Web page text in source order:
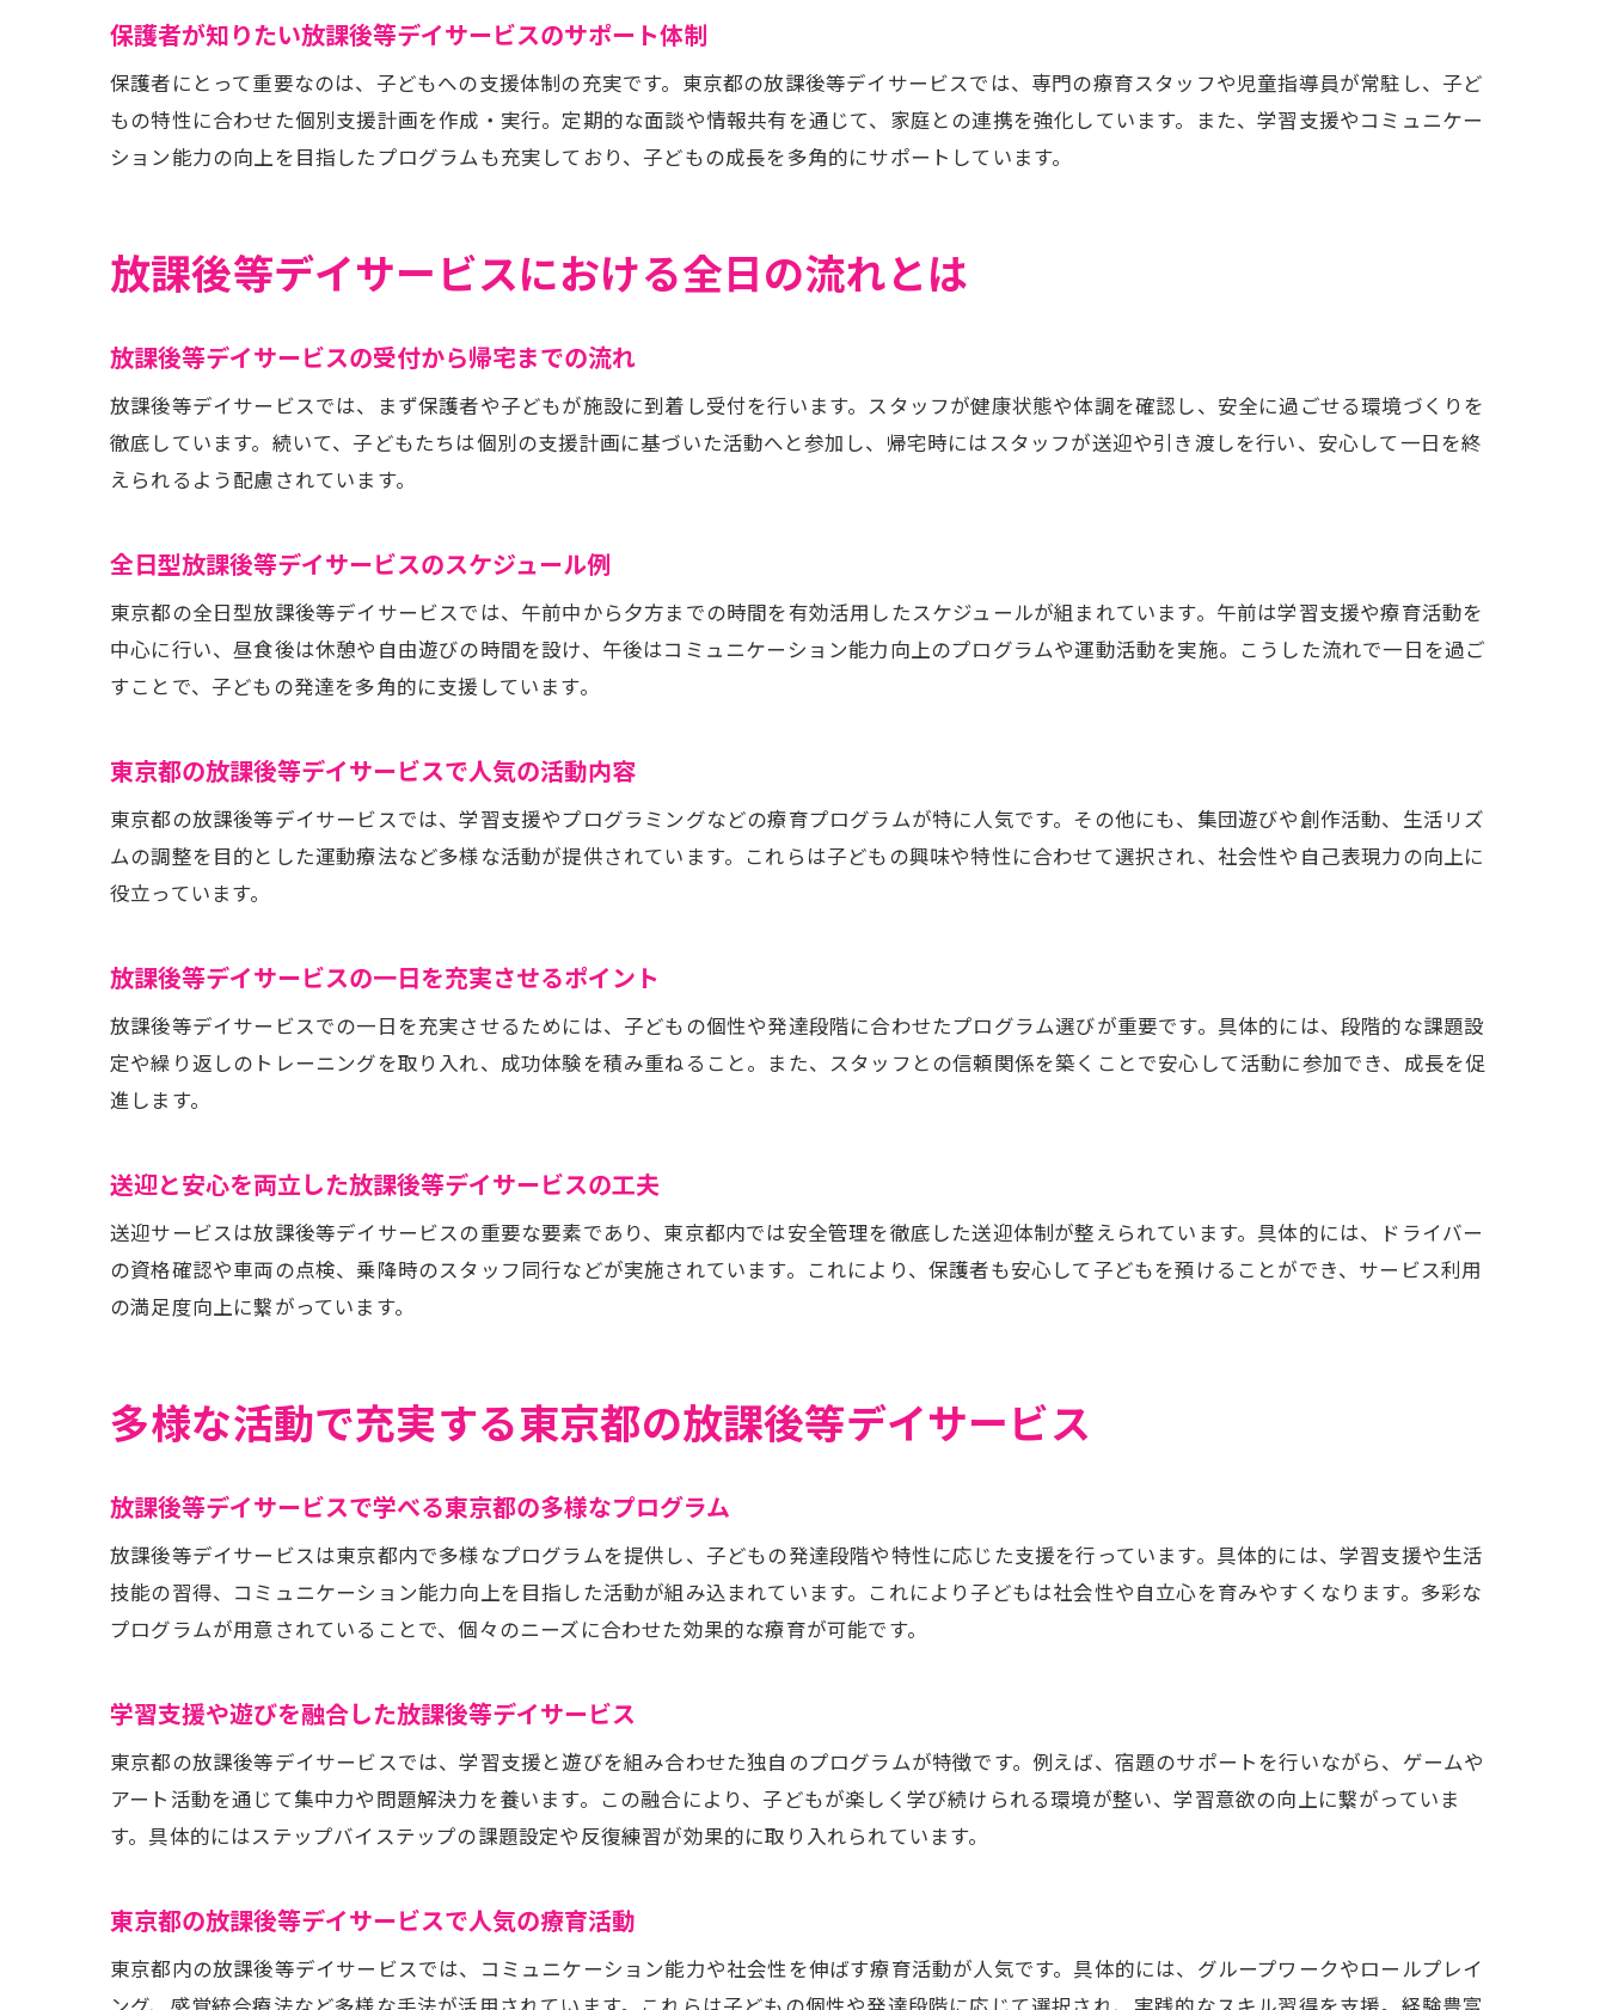
日常で実感する放課後等デイサービスの成長支援
実例で見る東京都の放課後等デイサービスの支援内容
放課後等デイサービスを安心して利用するためのポイント
安心して選べる放課後等デイサービスの見極め方
保護者に寄り添う放課後等デイサービスのサポート内容
保護者が知りたい放課後等デイサービスのサポート体制
保護者にとって重要なのは、子どもへの支援体制の充実です。東京都の放課後等デイサービスでは、専門の療育スタッフや児童指導員が常駐し、子ど
もの特性に合わせた個別支援計画を作成・実行。定期的な面談や情報共有を通じて、家庭との連携を強化しています。また、学習支援やコミュニケー
ション能力の向上を目指したプログラムも充実しており、子どもの成長を多角的にサポートしています。
放課後等デイサービスにおける全日の流れとは
放課後等デイサービスの受付から帰宅までの流れ
放課後等デイサービスでは、まず保護者や子どもが施設に到着し受付を行います。スタッフが健康状態や体調を確認し、安全に過ごせる環境づくりを
徹底しています。続いて、子どもたちは個別の支援計画に基づいた活動へと参加し、帰宅時にはスタッフが送迎や引き渡しを行い、安心して一日を終
えられるよう配慮されています。
全日型放課後等デイサービスのスケジュール例
東京都の全日型放課後等デイサービスでは、午前中から夕方までの時間を有効活用したスケジュールが組まれています。午前は学習支援や療育活動を
中心に行い、昼食後は休憩や自由遊びの時間を設け、午後はコミュニケーション能力向上のプログラムや運動活動を実施。こうした流れで一日を過ご
すことで、子どもの発達を多角的に支援しています。
東京都の放課後等デイサービスで人気の活動内容
東京都の放課後等デイサービスでは、学習支援やプログラミングなどの療育プログラムが特に人気です。その他にも、集団遊びや創作活動、生活リズ
ムの調整を目的とした運動療法など多様な活動が提供されています。これらは子どもの興味や特性に合わせて選択され、社会性や自己表現力の向上に
役立っています。
放課後等デイサービスの一日を充実させるポイント
放課後等デイサービスでの一日を充実させるためには、子どもの個性や発達段階に合わせたプログラム選びが重要です。具体的には、段階的な課題設
定や繰り返しのトレーニングを取り入れ、成功体験を積み重ねること。また、スタッフとの信頼関係を築くことで安心して活動に参加でき、成長を促
進します。
送迎と安心を両立した放課後等デイサービスの工夫
送迎サービスは放課後等デイサービスの重要な要素であり、東京都内では安全管理を徹底した送迎体制が整えられています。具体的には、ドライバー
の資格確認や車両の点検、乗降時のスタッフ同行などが実施されています。これにより、保護者も安心して子どもを預けることができ、サービス利用
の満足度向上に繋がっています。
多様な活動で充実する東京都の放課後等デイサービス
放課後等デイサービスで学べる東京都の多様なプログラム
放課後等デイサービスは東京都内で多様なプログラムを提供し、子どもの発達段階や特性に応じた支援を行っています。具体的には、学習支援や生活
技能の習得、コミュニケーション能力向上を目指した活動が組み込まれています。これにより子どもは社会性や自立心を育みやすくなります。多彩な
プログラムが用意されていることで、個々のニーズに合わせた効果的な療育が可能です。
学習支援や遊びを融合した放課後等デイサービス
東京都の放課後等デイサービスでは、学習支援と遊びを組み合わせた独自のプログラムが特徴です。例えば、宿題のサポートを行いながら、ゲームや
アート活動を通じて集中力や問題解決力を養います。この融合により、子どもが楽しく学び続けられる環境が整い、学習意欲の向上に繋がっていま
す。具体的にはステップバイステップの課題設定や反復練習が効果的に取り入れられています。
東京都の放課後等デイサービスで人気の療育活動
東京都内の放課後等デイサービスでは、コミュニケーション能力や社会性を伸ばす療育活動が人気です。具体的には、グループワークやロールプレイ